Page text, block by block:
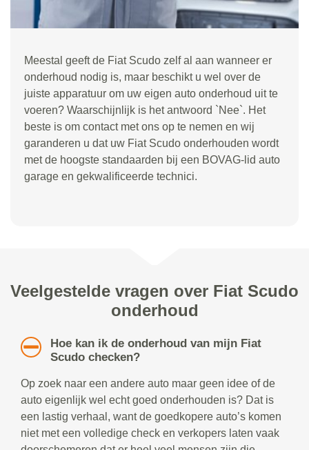
Meestal geeft de Fiat Scudo zelf al aan wanneer er
onderhoud nodig is, maar beschikt u wel over de
juiste apparatuur om uw eigen auto onderhoud uit te
voeren? Waarschijnlijk is het antwoord `Nee`. Het
beste is om contact met ons op te nemen en wij
garanderen u dat uw Fiat Scudo onderhouden wordt
met de hoogste standaarden bij een BOVAG-lid auto
garage en gekwalificeerde technici.
Veelgestelde vragen over Fiat Scudo
onderhoud
Hoe kan ik de onderhoud van mijn Fiat
Scudo checken?
Op zoek naar een andere auto maar geen idee of de
auto eigenlijk wel echt goed onderhouden is? Dat is
een lastig verhaal, want de goedkopere auto’s komen
niet met een volledige check en verkopers laten vaak